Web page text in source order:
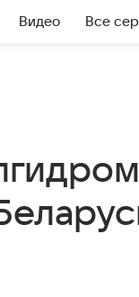
Видео Все